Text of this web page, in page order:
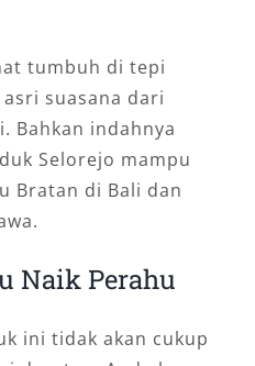
tumbuh di tepi
suasana dari
Bahkan indahnya
Selorejo mampu
Bratan di Bali dan
Naik Perahu
ini tidak akan cukup